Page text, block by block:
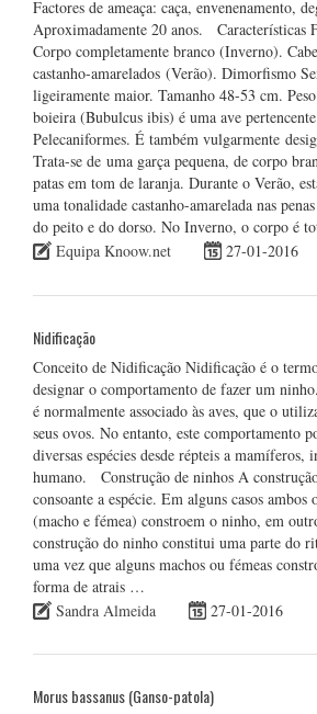
Factores de ameaça: caça, envenenamento,
Aproximadamente 20 anos. Características
Corpo completamente branco (Inverno).
castanho-amarelados (Verão). Dimorfismo
ligeiramente maior. Tamanho 48-53 cm.
boieira (Bubulcus ibis) é uma ave
Pelecaniformes. É também vulgarmente
Trata-se de uma garça pequena, de corpo
patas em tom de laranja. Durante o Verão,
uma tonalidade castanho-amarelada nas
do peito e do dorso. No Inverno, o corpo é
Equipa Knoow.net
27-01-2016
Nidificação
Conceito de Nidificação Nidificação é o
designar o comportamento de fazer um
é normalmente associado às aves, que o
seus ovos. No entanto, este comportamento
diversas espécies desde répteis a mamíferos,
humano. Construção de ninhos A
consoante a espécie. Em alguns casos ambos
(macho e fémea) constroem o ninho, em
construção do ninho constitui uma parte do
uma vez que alguns machos ou fémeas
forma de atrais …
Sandra Almeida
27-01-2016
Morus bassanus (Ganso-patola)